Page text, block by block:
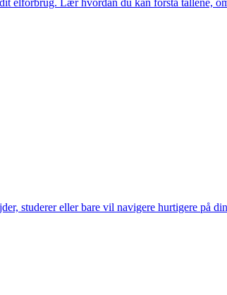
elforbrug. Lær hvordan du kan forstå tallene,
studerer eller bare vil navigere hurtigere på